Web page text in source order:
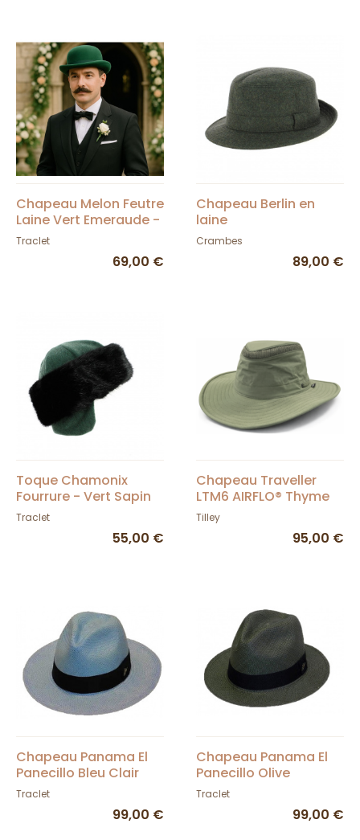
Chapeau Melon Feutre
Laine Vert Emeraude -
Traclet
Traclet
69,00 €
Chapeau Berlin en
laine
Crambes
89,00 €
Toque Chamonix
Fourrure - Vert Sapin
Traclet
55,00 €
Chapeau Traveller
LTM6 AIRFLO® Thyme
Green - Tilley
Tilley
95,00 €
Chapeau Panama El
Panecillo Bleu Clair
Traclet
99,00 €
Chapeau Panama El
Panecillo Olive
Traclet
99,00 €